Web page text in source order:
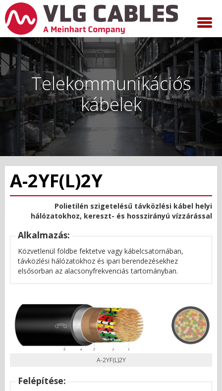
Telekommunikációs
kábelek
A-2YF(L)2Y
Polietilén szigetelésű távközlési kábel helyi
hálózatokhoz, kereszt- és hosszirányú vízzárással
Alkalmazás:
Közvetlenül földbe fektetve vagy kábelcsatornában,
távközlési hálózatokhoz és ipari berendezésekhez
elsősorban az alacsonyfrekvenciás tartományban.
A-2YF(L)2Y
Felépítése: